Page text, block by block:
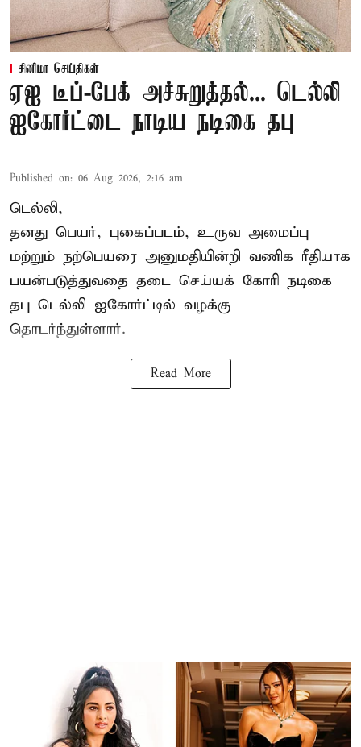
சினிமா செய்திகள்
ஏஐ டீப்-பேக் அச்சுறுத்தல்... டெல்லி
ஐகோர்ட்டை நாடிய நடிகை தபு
Published on: 06 Aug 2026, 2:16 am
டெல்லி,
தனது பெயர், புகைப்படம், உருவ அமைப்பு
மற்றும் நற்பெயரை அனுமதியின்றி வணிக ரீதியாக
பயன்படுத்துவதை தடை செய்யக் கோரி நடிகை
தபு டெல்லி ஐகோர்ட்டில் வழக்கு
தொடர்ந்துள்ளார்.
Read More